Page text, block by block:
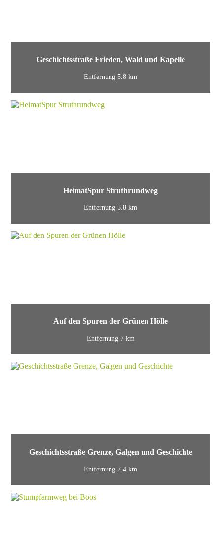
Geschichtsstraße Frieden, Wald und Kapelle
Entfernung 5.8 km
HeimatSpur Struthrundweg
Entfernung 5.8 km
Auf den Spuren der Grünen Hölle
Entfernung 7 km
Geschichtsstraße Grenze, Galgen und Geschichte
Entfernung 7.4 km